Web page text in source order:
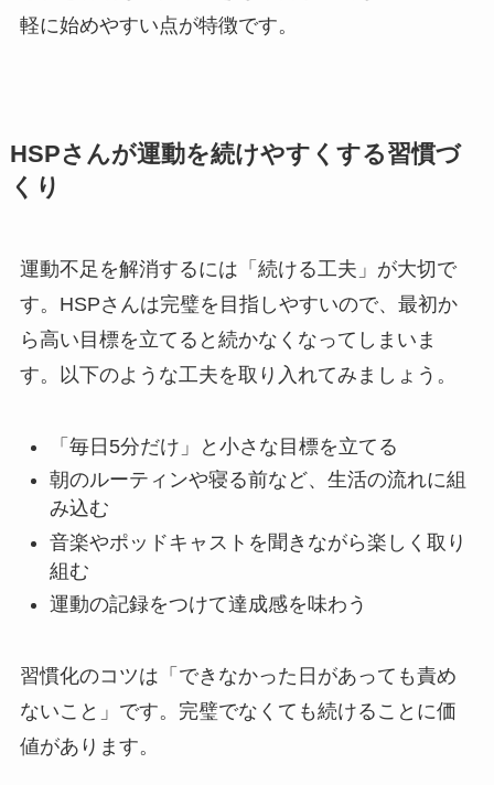
軽に始めやすい点が特徴です。
HSPさんが運動を続けやすくする習慣づ
くり
運動不足を解消するには「続ける工夫」が大切で
す。HSPさんは完璧を目指しやすいので、最初か
ら高い目標を立てると続かなくなってしまいま
す。以下のような工夫を取り入れてみましょう。
「毎日5分だけ」と小さな目標を立てる
朝のルーティンや寝る前など、生活の流れに組
み込む
音楽やポッドキャストを聞きながら楽しく取り
組む
運動の記録をつけて達成感を味わう
習慣化のコツは「できなかった日があっても責め
ないこと」です。完璧でなくても続けることに価
値があります。